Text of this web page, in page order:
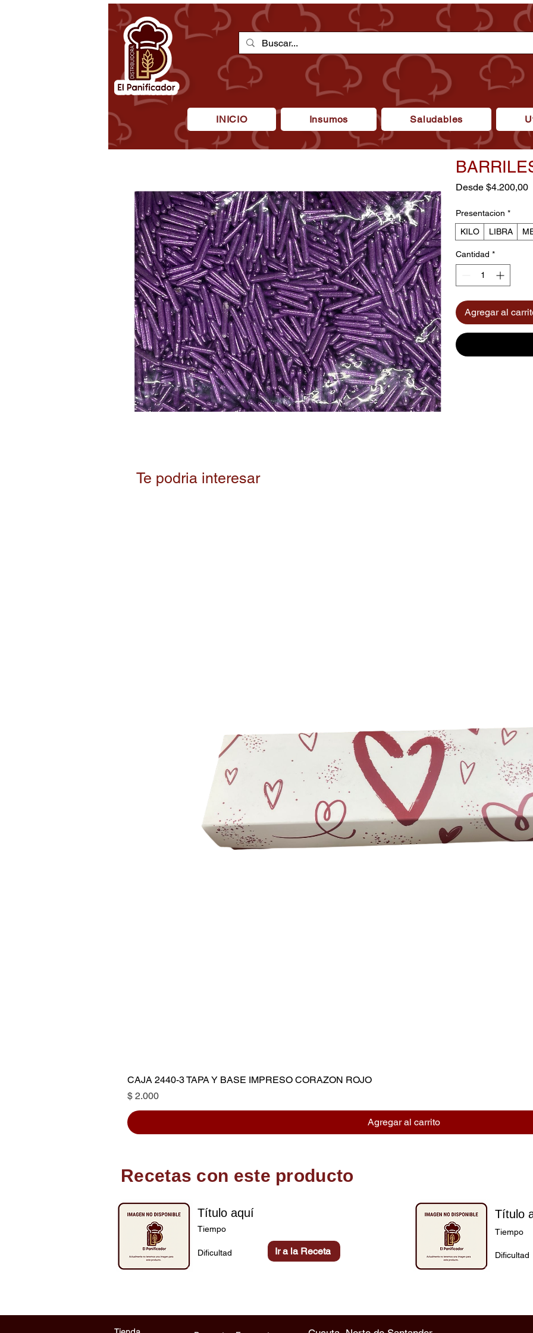
INICIO Insumos Saludables
Desde $4.200,00
Presentacion *
KILO
LIBRA
Cantidad *
Agregar al
Te podria interesar
CAJA 2440-3 TAPA Y BASE IMPRESO CORAZON ROJO
Precio
$ 2.000
Agregar al carrito
Recetas con este producto
Título aquí
Tiempo
Ir a la Receta
Dificultad
Título
Tiempo
Dificultad